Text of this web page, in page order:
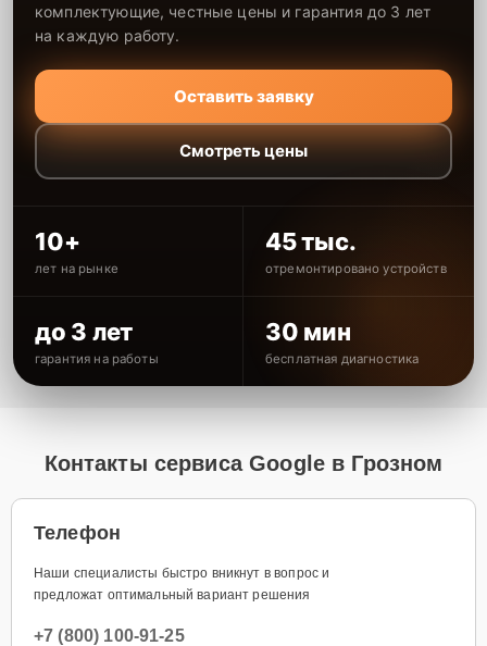
комплектующие, честные цены и гарантия до 3 лет
на каждую работу.
Оставить заявку
Смотреть цены
10+
лет на рынке
45 тыс.
отремонтировано устройств
до 3 лет
гарантия на работы
30 мин
бесплатная диагностика
Контакты сервиса Google в Грозном
Телефон
Наши специалисты быстро вникнут в вопрос и
предложат оптимальный вариант решения
+7 (800) 100-91-25